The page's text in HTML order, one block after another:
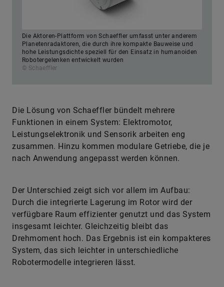
Die Aktoren-Plattform von Schaeffler umfasst unter anderem
Planetenradaktoren, die durch ihre kompakte Bauweise und
hohe Leistungsdichte speziell für den Einsatz in humanoiden
Robotergelenken entwickelt wurden
© Schaeffler
Die Lösung von Schaeffler bündelt mehrere
Funktionen in einem System: Elektromotor,
Leistungselektronik und Sensorik arbeiten eng
zusammen. Hinzu kommen modulare Getriebe, die je
nach Anwendung angepasst werden können.
Der Unterschied zeigt sich vor allem im Aufbau:
Durch die integrierte Lagerung im Rotor wird der
verfügbare Raum effizienter genutzt und das System
insgesamt leichter. Gleichzeitig bleibt das
Drehmoment hoch. Das Ergebnis ist ein kompakteres
System, das sich leichter in unterschiedliche
Robotermodelle integrieren lässt.